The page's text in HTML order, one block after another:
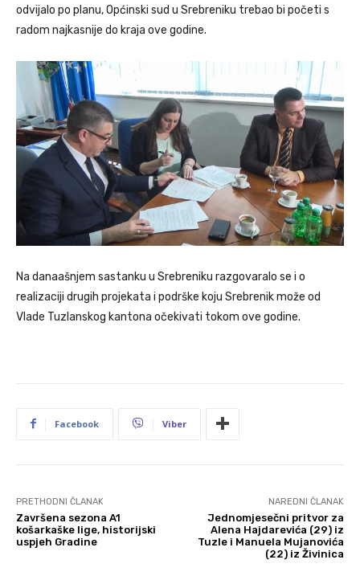
odvijalo po planu, Općinski sud u Srebreniku trebao bi početi s
radom najkasnije do kraja ove godine.
Na danaašnjem sastanku u Srebreniku razgovaralo se i o
realizaciji drugih projekata i podrške koju Srebrenik može od
Vlade Tuzlanskog kantona očekivati tokom ove godine.
Facebook Viber
PRETHODNI ČLANAK
Završena sezona A1
košarkaške lige, historijski
uspjeh Gradine
NAREDNI ČLANAK
Jednomjesečni pritvor za
Alena Hajdarevića (29) iz
Tuzle i Manuela Mujanovića
(22) iz Živinica